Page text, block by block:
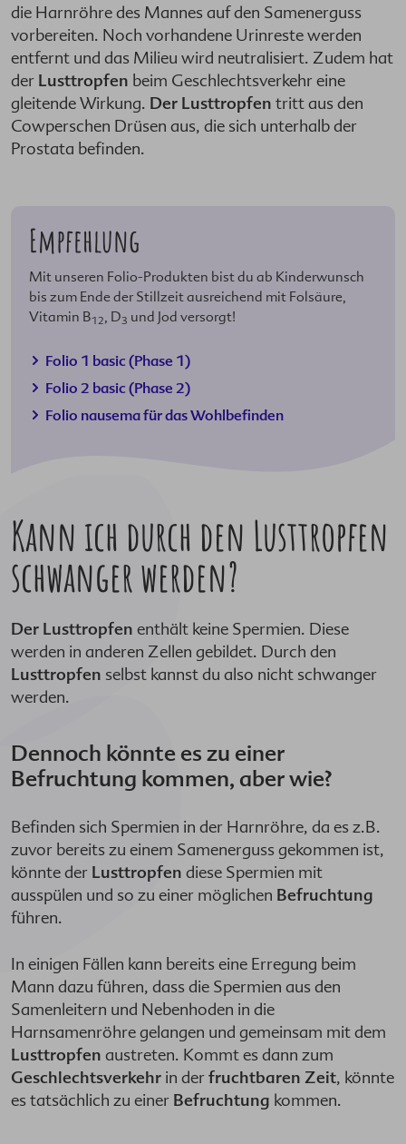
die Harnröhre des Mannes auf den Samenerguss
vorbereiten. Noch vorhandene Urinreste werden
entfernt und das Milieu wird neutralisiert. Zudem hat
der Lusttropfen beim Geschlechtsverkehr eine
gleitende Wirkung. Der Lusttropfen tritt aus den
Cowperschen Drüsen aus, die sich unterhalb der
Prostata befinden.
Empfehlung
Mit unseren Folio-Produkten bist du ab Kinderwunsch
bis zum Ende der Stillzeit ausreichend mit Folsäure,
Vitamin B12, D3 und Jod versorgt!
Folio 1 basic (Phase 1)
Folio 2 basic (Phase 2)
Folio nausemafür das Wohlbefinden
Kann ich durch den Lusttropfen
schwanger werden?
Der Lusttropfen enthält keine Spermien. Diese
werden in anderen Zellen gebildet. Durch den
Lusttropfen selbst kannst du also nicht schwanger
werden.
Dennoch könnte es zu einer
Befruchtung kommen, aber wie?
Befinden sich Spermien in der Harnröhre, da es z.B.
zuvor bereits zu einem Samenerguss gekommen ist,
könnte der Lusttropfen diese Spermien mit
ausspülen und so zu einer möglichen Befruchtung
führen.
In einigen Fällen kann bereits eine Erregung beim
Mann dazu führen, dass die Spermien aus den
Samenleitern und Nebenhoden in die
Harnsamenröhre gelangen und gemeinsam mit dem
Lusttropfen austreten. Kommt es dann zum
Geschlechtsverkehr in derfruchtbaren Zeit, könnte
es tatsächlich zu einer Befruchtung kommen.